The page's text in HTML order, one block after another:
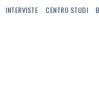
INTERVISTE CENTRO STUDI